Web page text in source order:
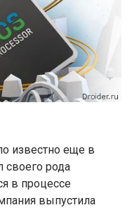
известно еще в
своего рода
в процессе
выпустила